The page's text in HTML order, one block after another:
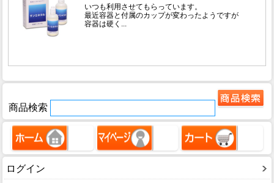
商品検索
ログイン